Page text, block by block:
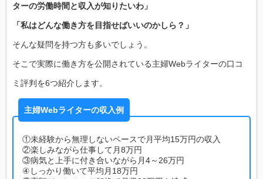
ターの労働時間と収入が知りたいわ」
「私はどんな働き方を目指せばいいのかしら？」
そんな疑問を持つ方も多いでしょう。
そこで実際に働き方を公開されている主婦Webライターの口コ
ミ評判を6つ紹介します。
主婦Webライターの収入例
①未経験から無理しないペースで月平均15万円の収入
②楽しみながら仕事して月8万円
③病気と上手に付き合いながら月4～26万円
④しっかり働いて平均月18万円